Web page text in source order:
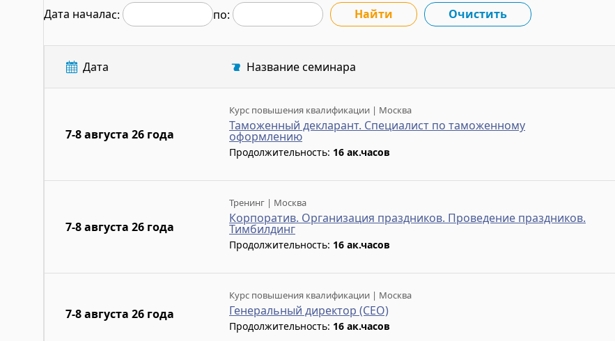
Дата началас: по:
Дата Название семинара
7-8 августа 26 года
Курс повышения квалификации | Москва
Таможенный декларант. Специалист по таможенному
оформлению
Продолжительность: 16 ак.часов
7-8 августа 26 года
Тренинг | Москва
Корпоратив. Организация праздников. Проведение праздников.
Тимбилдинг
Продолжительность: 16 ак.часов
7-8 августа 26 года
Курс повышения квалификации | Москва
Генеральный директор (CEO)
Продолжительность: 16 ак.часов